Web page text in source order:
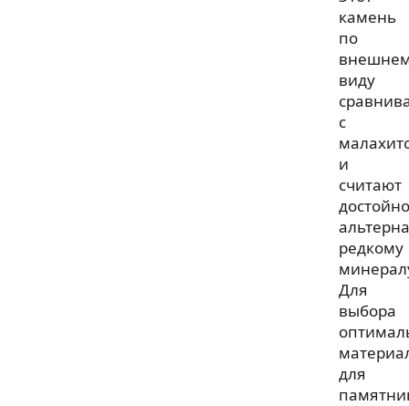
камень
по
виду
с
и
считают
редкому
Для
выбора
для